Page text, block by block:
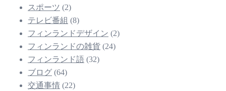
スポーツ (2)
テレビ番組 (8)
フィンランドデザイン (2)
フィンランドの雑貨 (24)
フィンランド語 (32)
ブログ (64)
交通事情 (22)